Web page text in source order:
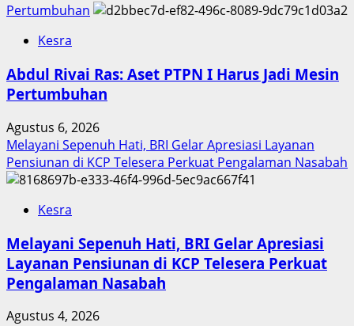
Pertumbuhan
Kesra
Abdul Rivai Ras: Aset PTPN I Harus Jadi Mesin
Pertumbuhan
Agustus 6, 2026
Melayani Sepenuh Hati, BRI Gelar Apresiasi Layanan
Pensiunan di KCP Telesera Perkuat Pengalaman Nasabah
Kesra
Melayani Sepenuh Hati, BRI Gelar Apresiasi
Layanan Pensiunan di KCP Telesera Perkuat
Pengalaman Nasabah
Agustus 4, 2026